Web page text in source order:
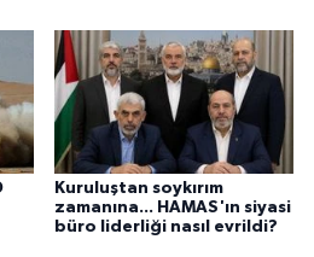
Kuruluştan soykırım
zamanına... HAMAS'ın siyasi
büro liderliği nasıl evrildi?